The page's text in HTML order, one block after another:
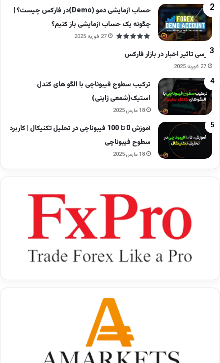
حساب آزمایشی دمو (Demo)در فارکس چیست؟ |
چگونه یک حساب آزمایشی باز کنیم؟
27 فوریه 2025
بررسی تاثیر اخبار در بازار فارکس
27 فوریه 2025
ترکیب سطوح فیبوناچی با الگو های کندل
استیک(شمعی ژاپنی)
18 مارس 2025
آموزش 0 تا 100 فیبوناچی در تحلیل تکنیکال | کاربرد
سطوح فیبوناچی
18 مارس 2025